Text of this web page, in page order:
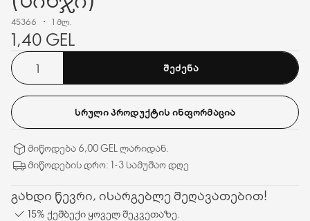
45366 1 მლ.
1,40 GEL
ᲨᲔᲫᲔᲜᲐ
ᲡᲠᲣᲚᲘ ᲞᲠᲝᲓᲣᲥᲢᲘᲡ ᲘᲜᲤᲝᲠᲛᲐᲪᲘᲐ
მიწოდება 6,00 GEL ლარიდან.
მიწოდების დრო: 1-3 სამუშაო დღე
გახდი წევრი, ისარგებლე შეღავათებით!
15% ქეშბექი ყოველ შეკვეთაზე.